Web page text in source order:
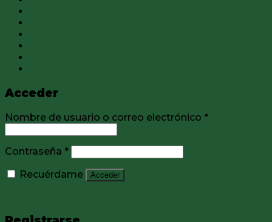
Acceder
Nombre de usuario o correo electrónico *
Contraseña *
Recuérdame
Acceder